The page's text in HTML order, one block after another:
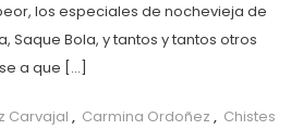
los especiales de nochevieja de
Saque Bola, y tantos y tantos otros
a que […]
Carvajal , Carmina Ordoñez , Chistes